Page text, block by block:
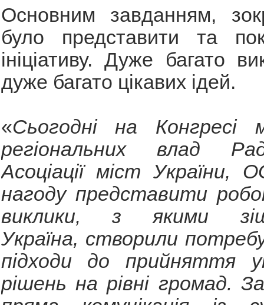
Основним завданням,
було представити та
ініціативу. Дуже багато
дуже багато цікавих ідей.
«Сьогодні на Конгресі
регіональних влад
Асоціації міст України,
нагоду представити
виклики, з якими
Україна, створили
підходи до прийняття
рішень на рівні громад.